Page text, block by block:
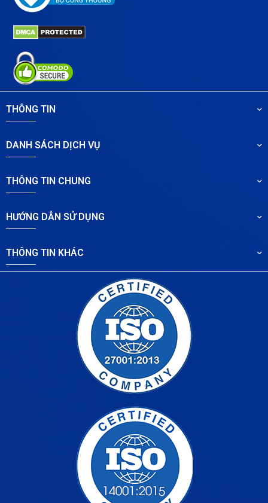
THÔNG TIN
DANH SÁCH DỊCH VỤ
THÔNG TIN CHUNG
HƯỚNG DẪN SỬ DỤNG
THÔNG TIN KHÁC